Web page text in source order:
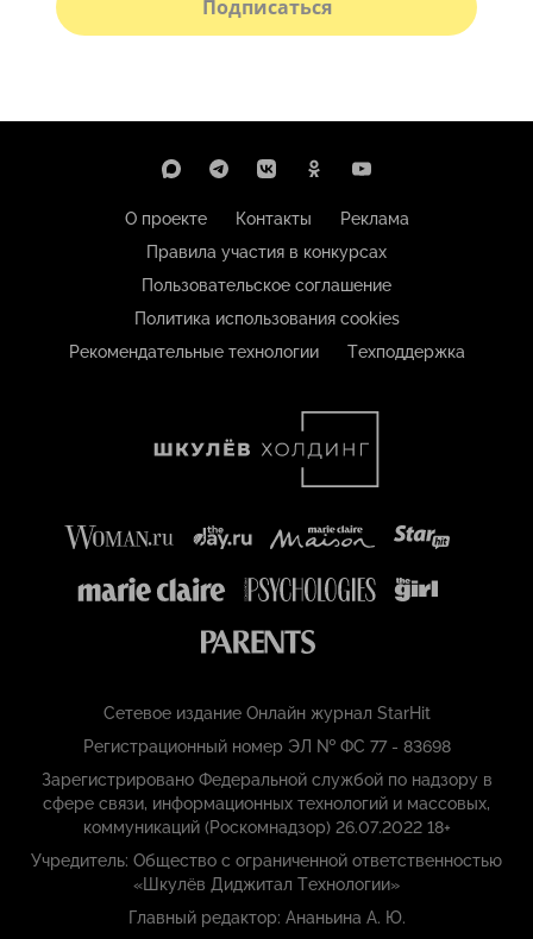
Подписаться
О проекте Контакты
Реклама
Правила участия в конкурсах
Пользовательское соглашение
Политика использования cookies
Рекомендательные технологии
Техподдержка
Сетевое издание Онлайн журнал StarHit
Регистрационный номер ЭЛ № ФС 77 - 83698
Зарегистрировано Федеральной службой по надзору в
сфере связи, информационных технологий и массовых,
коммуникаций (Роскомнадзор) 26.07.2022 18+
Учредитель: Общество с ограниченной ответственностью
«Шкулёв Диджитал Технологии»
Главный редактор: Ананьина А. Ю.